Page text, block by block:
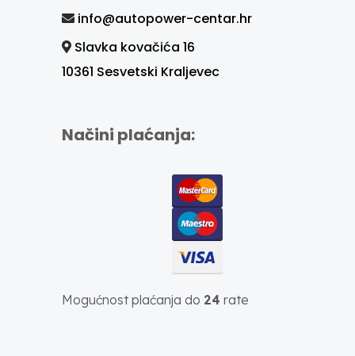
info@autopower-centar.hr
Slavka kovačića 16
10361 Sesvetski Kraljevec
Načini plaćanja:
Mogućnost plaćanja do 24 rate